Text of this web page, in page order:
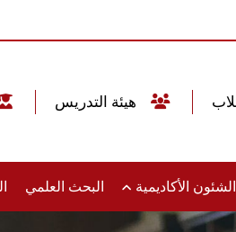
الشئون الأكاديمية البحث العلمي